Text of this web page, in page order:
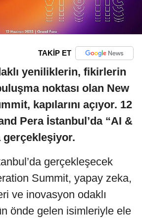
TAKİP ET
yeniliklerin, fikirlerin
noktası olan New
kapılarını açıyor. 12
Pera İstanbul’da “AI &
gerçekleşiyor.
gerçekleşecek
Summit, yapay zeka,
ve inovasyon odaklı
önde gelen isimleriyle ele